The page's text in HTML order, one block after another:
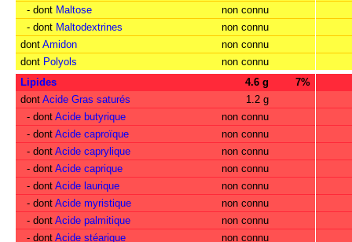
- dont Maltose
non connu
- dont Maltodextrines
non connu
dont Amidon
non connu
dont Polyols
non connu
Lipides
4.6 g
7%
dont Acide Gras saturés
1.2 g
- dont Acide butyrique
non connu
- dont Acide caproïque
non connu
- dont Acide caprylique
non connu
- dont Acide caprique
non connu
- dont Acide laurique
non connu
- dont Acide myristique
non connu
- dont Acide palmitique
non connu
- dont Acide stéarique non connu